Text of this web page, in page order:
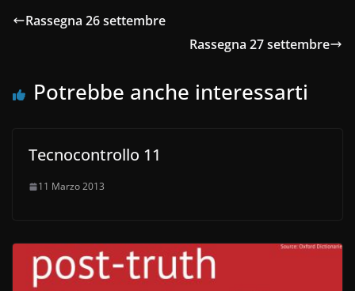
Rassegna 26 settembre
Rassegna 27 settembre
Potrebbe anche interessarti
Tecnocontrollo 11
11 Marzo 2013